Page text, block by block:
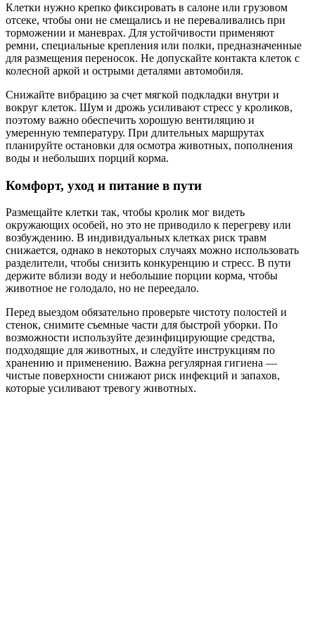
Клетки нужно крепко фиксировать в салоне или грузовом
отсеке, чтобы они не смещались и не переваливались при
торможении и маневрах. Для устойчивости применяют
ремни, специальные крепления или полки, предназначенные
для размещения переносок. Не допускайте контакта клеток с
колесной аркой и острыми деталями автомобиля.
Снижайте вибрацию за счет мягкой подкладки внутри и
вокруг клеток. Шум и дрожь усиливают стресс у кроликов,
поэтому важно обеспечить хорошую вентиляцию и
умеренную температуру. При длительных маршрутах
планируйте остановки для осмотра животных, пополнения
воды и небольших порций корма.
Комфорт, уход и питание в пути
Размещайте клетки так, чтобы кролик мог видеть
окружающих особей, но это не приводило к перегреву или
возбуждению. В индивидуальных клетках риск травм
снижается, однако в некоторых случаях можно использовать
разделители, чтобы снизить конкуренцию и стресс. В пути
держите вблизи воду и небольшие порции корма, чтобы
животное не голодало, но не переедало.
Перед выездом обязательно проверьте чистоту полостей и
стенок, снимите съемные части для быстрой уборки. По
возможности используйте дезинфицирующие средства,
подходящие для животных, и следуйте инструкциям по
хранению и применению. Важна регулярная гигиена —
чистые поверхности снижают риск инфекций и запахов,
которые усиливают тревогу животных.